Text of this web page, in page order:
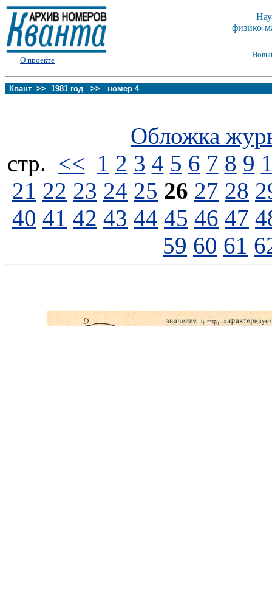
О проекте
физико-
Квант >> 1981 год >> номер 4
Обложка
стp. << 1 2 3 4 5 6 7 8 9
21 22 23 24 25 26 27 28
40 41 42 43 44 45 46 47
59 60 61